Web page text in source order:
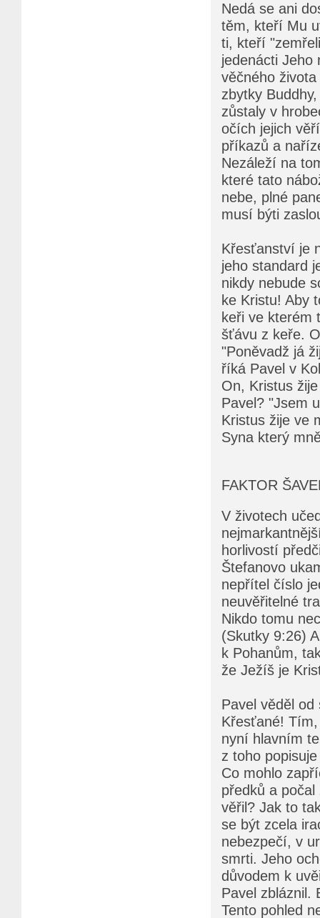
Nedá se ani
těm, kteří Mu
ti, kteří
jedenácti Jeho
věčného
zbytky
zůstaly v
očích jejich
příkazů a
Nezáleží na
které tato
nebe, plné
musí býti
Křesťanství je
jeho standard
nikdy nebude
ke Kristu! Aby
keři ve kterém
šťávu z keře.
"Poněvadž já
říká Pavel v
On, Kristus
Pavel? "Jsem
Kristus žije ve
Syna který
FAKTOR
V životech
horlivostí
Štefanovo
nepřítel číslo
neuvěřitelné
Nikdo tomu
(Skutky 9:26)
k Pohanům,
že Ježíš je
Pavel věděl
Křesťané!
nyní hlavním
z toho
Co mohlo
předků a
věřil? Jak to
se být zcela
nebezpečí, v
smrti. Jeho
důvodem k
Pavel zbláznil.
Tento pohled